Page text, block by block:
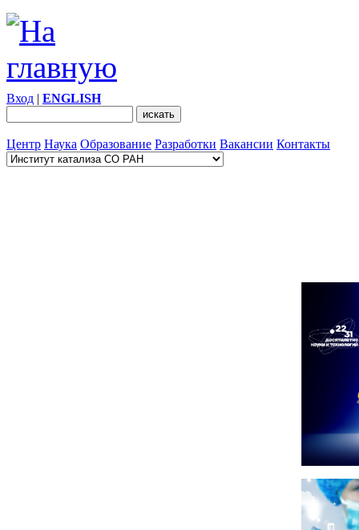
Вход | ENGLISH
Центр Наука Образование Разработки Вакансии Контакты